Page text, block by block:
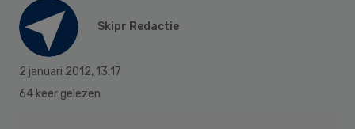
Skipr Redactie
2 januari 2012, 13:17
64 keer gelezen